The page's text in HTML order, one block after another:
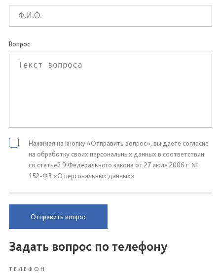
Вопрос
Нажимая на кнопку «Отправить вопрос», вы даете согласие
на обработку своих персональных данных в соответствии
со статьей 9 Федерального закона от 27 июля 2006 г. №
152-ФЗ «О персональных данных»
Отправить вопрос
Задать вопрос по телефону
ТЕЛЕФОН